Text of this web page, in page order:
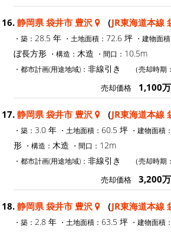
16. 静岡県 袋井市 豊沢 （JR東海道本線
・築： 28.5 年 ・土地面積： 72.6 坪 ・建物面積
ぼ長方形 ・構造： 木造 ・間口： 10.5m
・都市計画(用途地域)： 非線引き （売却時期
売却価格 1,100
17. 静岡県 袋井市 豊沢 （JR東海道本線
・築： 3.0 年 ・土地面積： 60.5 坪 ・建物面積：
形 ・構造： 木造 ・間口： 12m
・都市計画(用途地域)： 非線引き （売却時期
売却価格 3,200
18. 静岡県 袋井市 豊沢 （JR東海道本線
・築： 2.8 年 ・土地面積： 63.5 坪 ・建物面積：